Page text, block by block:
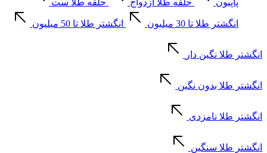
انگشتر طلا تا 30 میلیون انگشتر طلا تا 50 میلیون
انگشتر طلا نگین دار
انگشتر طلا بدون نگین
انگشتر طلا نامزدی
انگشتر طلا سنگین